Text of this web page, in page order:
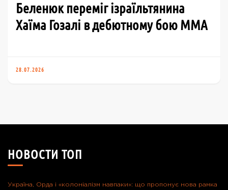
Беленюк переміг ізраїльтянина
Хаїма Гозалі в дебютному бою ММА
28.07.2026
НОВОСТИ ТОП
Україна, Орда і «колоніалізм навпаки»: що пропонує нова рамка